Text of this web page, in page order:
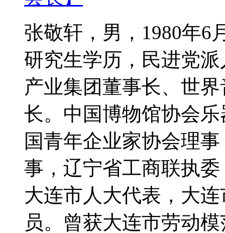
张敬轩，男，1980年6
研究生学历，民进党
产业集团董事长、世
长。中国博物馆协会
国青年企业家协会理
事，辽宁省工商联执
大连市人大代表，大
员。曾获大连市劳动